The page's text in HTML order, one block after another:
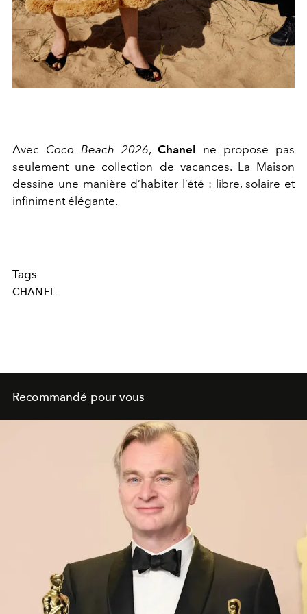
Avec Coco Beach 2026, Chanel
ne propose pas
seulement une collection de vacances. La Maison
dessine une manière d’habiter l’été : libre, solaire et
infiniment élégante.
Tags
CHANEL
Recommandé pour vous